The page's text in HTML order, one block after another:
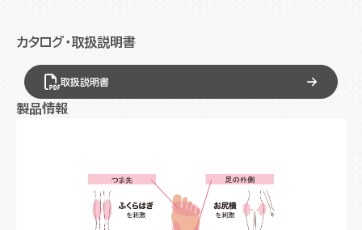
持久力アップ/免疫力アップ/脂肪燃焼生活習慣病予防/
カタログ・取扱説明書
取扱説明書
製品情報